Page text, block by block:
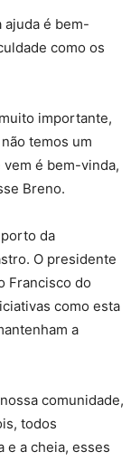
ajuda é bem-
como os
importante,
temos um
é bem-vinda,
Breno.
da
O presidente
Francisco do
como esta
a
comunidade,
todos
e a cheia, esses